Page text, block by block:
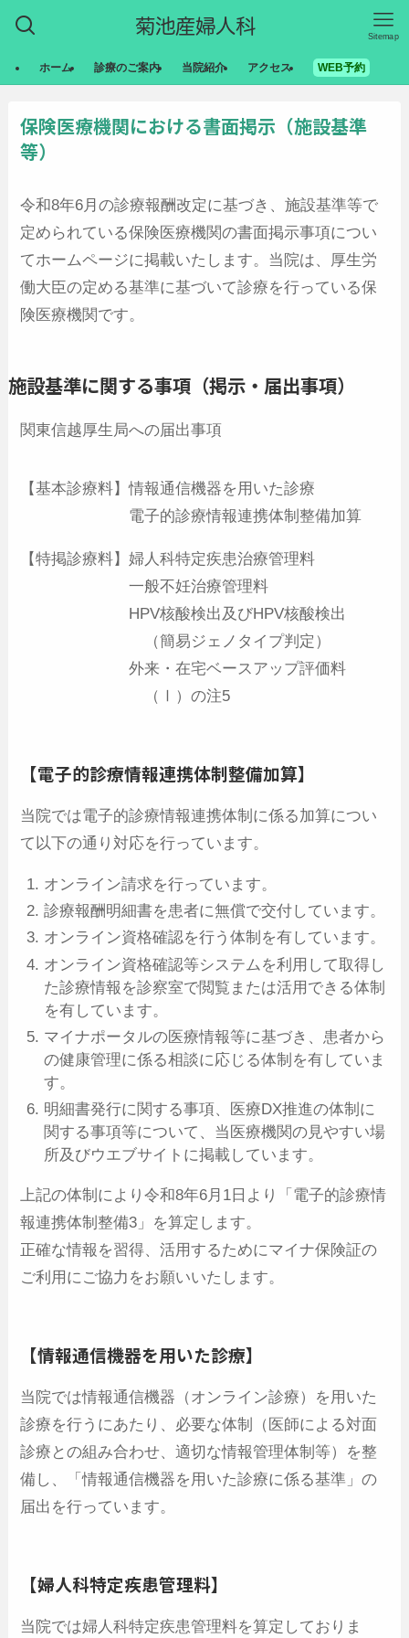
菊池産婦人科 Sitemap
ホーム 診療のご案内 当院紹介 アクセス WEB予約
保険医療機関における書面掲示（施設基準
等）
令和8年6月の診療報酬改定に基づき、施設基準等で
定められている保険医療機関の書面掲示事項につい
てホームページに掲載いたします。当院は、厚生労
働大臣の定める基準に基づいて診療を行っている保
険医療機関です。
施設基準に関する事項（掲示・届出事項）
関東信越厚生局への届出事項
【基本診療料】情報通信機器を用いた診療
電子的診療情報連携体制整備加算
【特掲診療料】婦人科特定疾患治療管理料
一般不妊治療管理料
HPV核酸検出及びHPV核酸検出
（簡易ジェノタイプ判定）
外来・在宅ベースアップ評価料
（Ⅰ）の注5
【電子的診療情報連携体制整備加算】
当院では電子的診療情報連携体制に係る加算につい
て以下の通り対応を行っています。
オンライン請求を行っています。
診療報酬明細書を患者に無償で交付しています。
オンライン資格確認を行う体制を有しています。
オンライン資格確認等システムを利用して取得し
た診療情報を診察室で閲覧または活用できる体制
を有しています。
マイナポータルの医療情報等に基づき、患者から
の健康管理に係る相談に応じる体制を有していま
す。
明細書発行に関する事項、医療DX推進の体制に
関する事項等について、当医療機関の見やすい場
所及びウエブサイトに掲載しています。
上記の体制により令和8年6月1日より「電子的診療情
報連携体制整備3」を算定します。
正確な情報を習得、活用するためにマイナ保険証の
ご利用にご協力をお願いいたします。
【情報通信機器を用いた診療】
当院では情報通信機器（オンライン診療）を用いた
診療を行うにあたり、必要な体制（医師による対面
診療との組み合わせ、適切な情報管理体制等）を整
備し、「情報通信機器を用いた診療に係る基準」の
届出を行っています。
【婦人科特定疾患管理料】
当院では婦人科特定疾患管理料を算定しておりま